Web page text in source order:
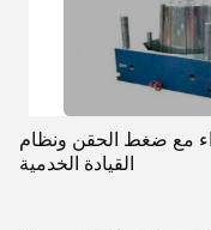
مع ضغط الحقن ونظام
القيادة الخدمية